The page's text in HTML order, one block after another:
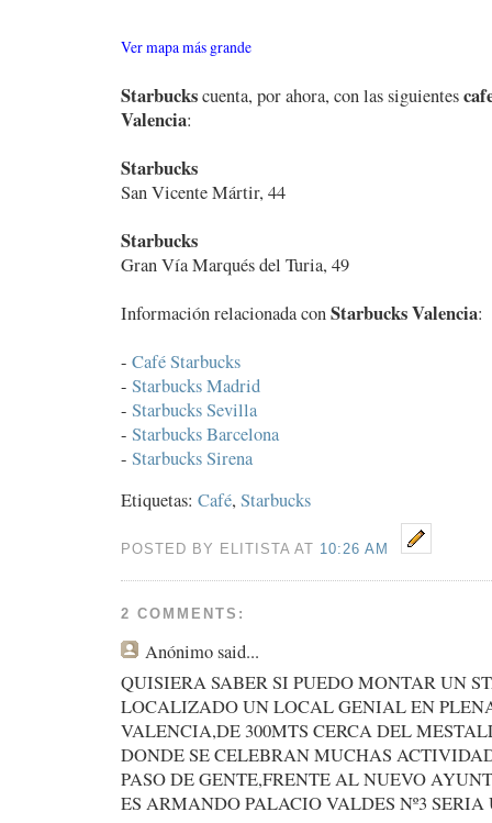
Ver mapa más grande
Starbuckscuenta, por ahora, con las siguientes
Valencia:
Starbucks
San Vicente Mártir, 44
Starbucks
Gran Vía Marqués del Turia, 49
Información relacionada conStarbucks Valencia:
- Café Starbucks
- Starbucks Madrid
- Starbucks Sevilla
- Starbucks Barcelona
- Starbucks Sirena
Etiquetas: Café, Starbucks
POSTED BY ELITISTA AT 10:26 AM
2 COMMENTS:
Anónimosaid...
QUISIERA SABER SI PUEDO MONTAR UN
LOCALIZADO UN LOCAL GENIAL EN
VALENCIA,DE 300MTS CERCA DEL
DONDE SE CELEBRAN MUCHAS
PASO DE GENTE,FRENTE AL NUEVO
ES ARMANDO PALACIO VALDES Nº3